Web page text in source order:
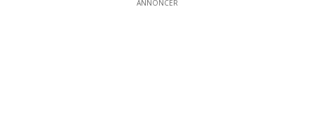
ANNONCER